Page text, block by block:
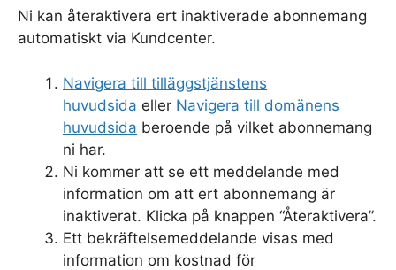
Ni kan återaktivera ert inaktiverade abonnemang
automatiskt via Kundcenter.
Navigera till tilläggstjänstens
huvudsida eller Navigera till domänens
huvudsida beroende på vilket abonnemang
ni har.
Ni kommer att se ett meddelande med
information om att ert abonnemang är
inaktiverat. Klicka på knappen “Återaktivera”.
Ett bekräftelsemeddelande visas med
information om kostnad för